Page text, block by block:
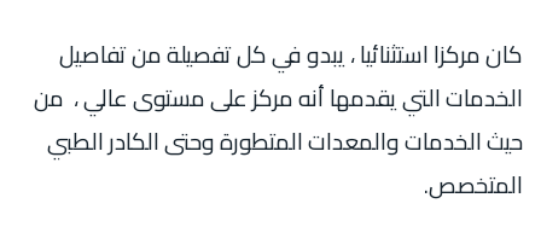
كان مركزا استثنائيا ، يبدو في كل تفصيلة من تفاصيل
الخدمات التي يقدمها أنه مركز على مستوى عالي ، من
حيث الخدمات والمعدات المتطورة وحتى الكادر الطبي
المتخصص.